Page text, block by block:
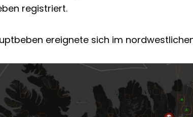
registriert.
ereignete sich im